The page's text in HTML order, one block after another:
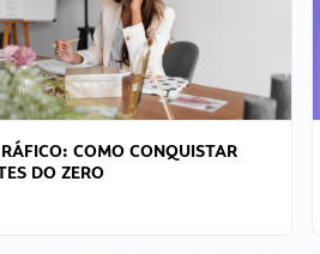
COMO CONQUISTAR
DO ZERO